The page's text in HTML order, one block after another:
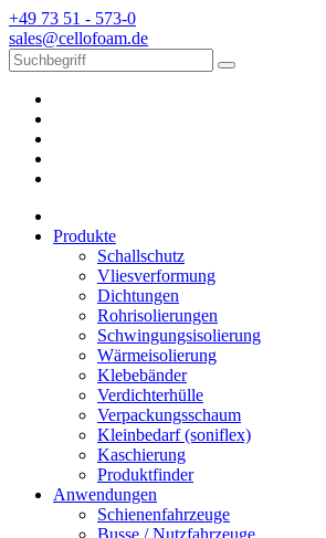
+49 73 51 - 573-0
sales@cellofoam.de
Produkte
Schallschutz
Vliesverformung
Dichtungen
Rohrisolierungen
Schwingungsisolierung
Wärmeisolierung
Klebebänder
Verdichterhülle
Verpackungsschaum
Kleinbedarf (soniflex)
Kaschierung
Produktfinder
Anwendungen
Schienenfahrzeuge
Busse / Nutzfahrzeuge